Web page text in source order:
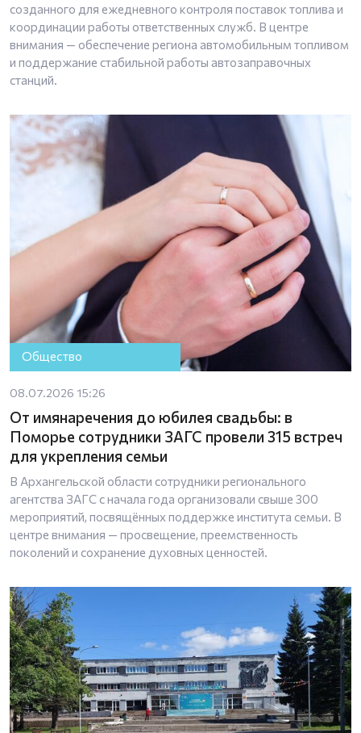
созданного для ежедневного контроля поставок топлива и
координации работы ответственных служб. В центре
внимания — обеспечение региона автомобильным топливом
и поддержание стабильной работы автозаправочных
станций.
Общество
08.07.2026 15:26
От имянаречения до юбилея свадьбы: в
Поморье сотрудники ЗАГС провели 315 встреч
для укрепления семьи
В Архангельской области сотрудники регионального
агентства ЗАГС с начала года организовали свыше 300
мероприятий, посвящённых поддержке института семьи. В
центре внимания — просвещение, преемственность
поколений и сохранение духовных ценностей.